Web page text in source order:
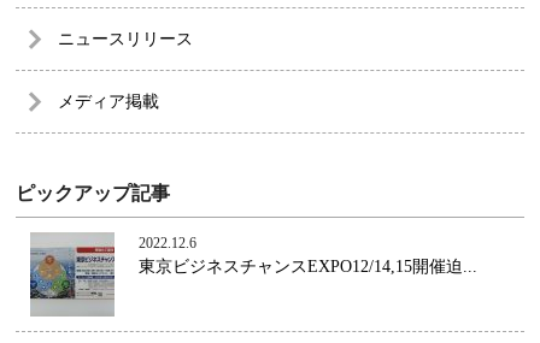
ニュースリリース
メディア掲載
ピックアップ記事
2022.12.6
東京ビジネスチャンスEXPO12/14,15開催迫...